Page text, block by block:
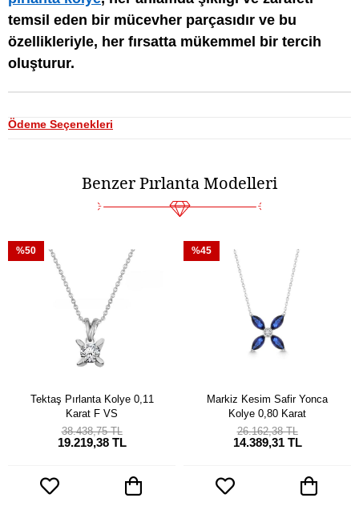
temsil eden bir mücevher parçasıdır ve bu
özellikleriyle, her fırsatta mükemmel bir tercih
oluşturur.
Ödeme Seçenekleri
Benzer Pırlanta Modelleri
Tektaş Pırlanta Kolye 0,11
Karat F VS
19.219,38 TL
38.438,75 TL
%50
Markiz Kesim Safir Yonca
Kolye 0,80 Karat
14.389,31 TL
26.162,38 TL
%45